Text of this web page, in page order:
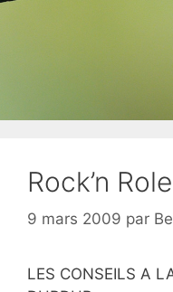
Rock’n
9 mars 2009 par
LES CONSEILS A